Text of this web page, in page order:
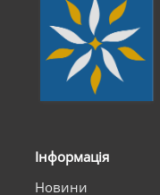
Інформація
Новини